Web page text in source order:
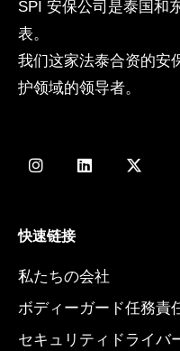
SPI 安保公司是泰国和
表。
我们这家法泰合资的安
护领域的领导者。
I
n
g
a
m
L
i
n
-
快速链接
私たちの会社
ボディーガード任務責
セキュリティドライバ